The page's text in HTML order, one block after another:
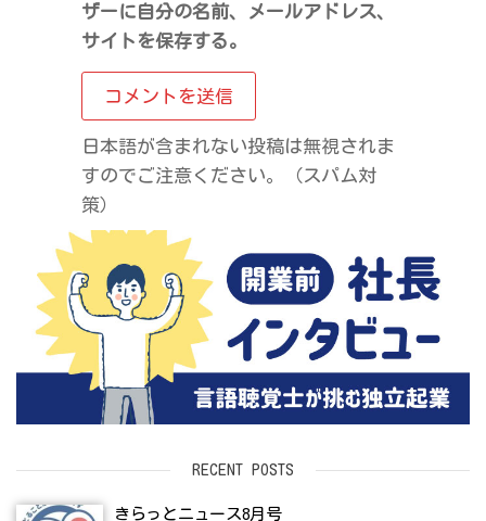
ザーに自分の名前、メールアドレス、
サイトを保存する。
日本語が含まれない投稿は無視されま
すのでご注意ください。（スパム対
策）
RECENT POSTS
きらっとニュース8月号